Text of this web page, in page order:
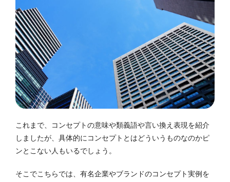
これまで、コンセプトの意味や類義語や言い換え表現を紹介
しましたが、具体的にコンセプトとはどういうものなのかピ
ンとこない人もいるでしょう。
そこでこちらでは、有名企業やブランドのコンセプト実例を